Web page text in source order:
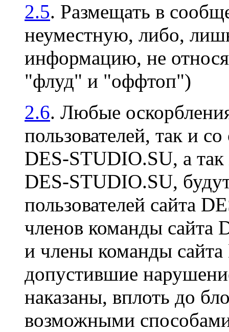
2.5. Размещать в
неуместную, либо,
информацию, не
"флуд" и "оффтоп")
2.6. Любые
пользователей, так и
DES-STUDIO.SU, а
DES-STUDIO.SU,
пользователей сайта
членов команды сайта
и члены команды
допустившие
наказаны, вплоть до
возможными